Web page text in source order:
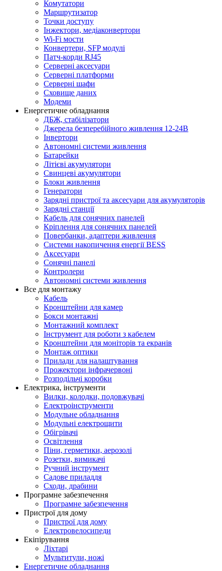
Комутатори
Маршрутизатор
Точки доступу
Інжектори, медіаконвертори
Wi-Fi мости
Конвертери, SFP модулі
Патч-корди RJ45
Серверні аксесуари
Серверні платформи
Серверні шафи
Сховище даних
Модеми
Енергетичне обладнання
ДБЖ, стабілізатори
Джерела безперебійного живлення 12-24В
Інвертори
Автономні системи живлення
Батарейки
Літієві акумулятори
Свинцеві акумулятори
Блоки живлення
Генератори
Зарядні пристрої та аксесуари для акумуляторів
Зарядні станції
Кабель для сонячних панелей
Кріплення для сонячних панелей
Повербанки, адаптери живлення
Системи накопичення енергії BESS
Аксесуари
Сонячні панелі
Контролери
Автономні системи живлення
Все для монтажу
Кабель
Кронштейни для камер
Бокси монтажні
Монтажний комплект
Інструмент для роботи з кабелем
Кронштейни для моніторів та екранів
Монтаж оптики
Прилади для налаштування
Прожектори інфрачервоні
Розподільчі коробки
Електрика, інструменти
Вилки, колодки, подовжувачі
Електроінструменти
Модульне обладнання
Модульні електрощити
Обігрівачі
Освітлення
Піни, герметики, аерозолі
Розетки, вимикачі
Ручний інструмент
Садове приладдя
Сходи, драбини
Програмне забезпечення
Програмне забезпечення
Пристрої для дому
Пристрої для дому
Електровелосипеди
Екіпірування
Ліхтарі
Мультитули, ножі
Енергетичне обладнання